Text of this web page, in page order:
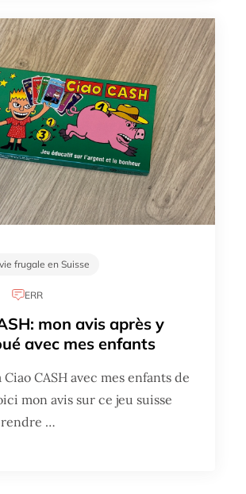
frugale en Suisse
ERR
mon avis après y
avec mes enfants
Ciao CASH avec mes enfants de
mon avis sur ce jeu suisse
…